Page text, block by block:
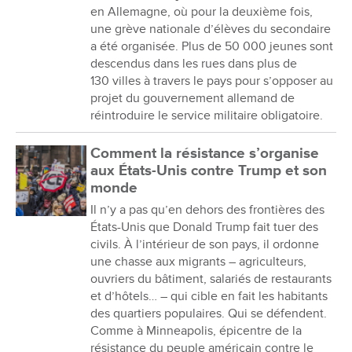
en Allemagne, où pour la deuxième fois,
une grève nationale d’élèves du secondaire
a été organisée. Plus de 50 000 jeunes sont
descendus dans les rues dans plus de
130 villes à travers le pays pour s’opposer au
projet du gouvernement allemand de
réintroduire le service militaire obligatoire.
Comment la résistance s’organise
aux États-Unis contre Trump et son
monde
Il n’y a pas qu’en dehors des frontières des
États-Unis que Donald Trump fait tuer des
civils. À l’intérieur de son pays, il ordonne
une chasse aux migrants – agriculteurs,
ouvriers du bâtiment, salariés de restaurants
et d’hôtels… – qui cible en fait les habitants
des quartiers populaires. Qui se défendent.
Comme à Minneapolis, épicentre de la
résistance du peuple américain contre le